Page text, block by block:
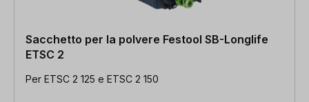
Sacchetto per la polvere Festool SB-Longlife
ETSC 2
Per ETSC 2 125 e ETSC 2 150